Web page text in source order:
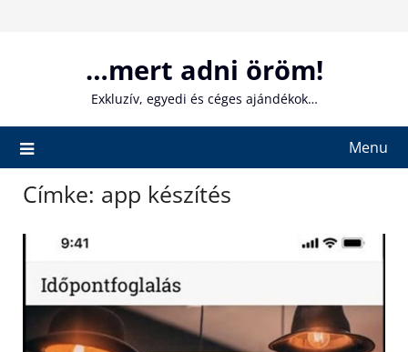
…mert adni öröm!
Exkluzív, egyedi és céges ajándékok…
Menu
Címke: app készítés